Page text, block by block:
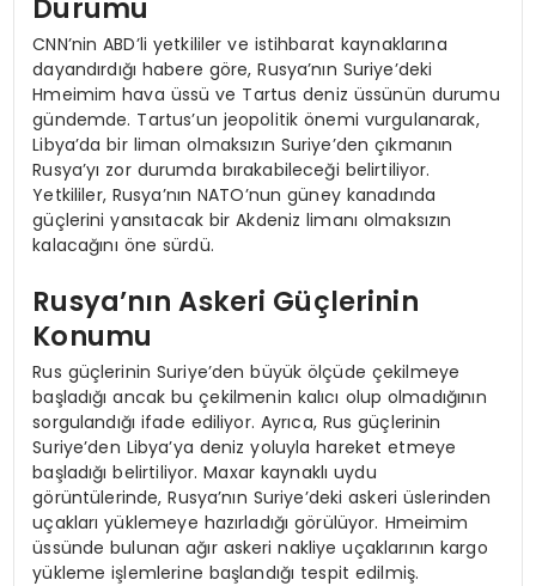
Durumu
CNN’nin ABD’li yetkililer ve istihbarat kaynaklarına
dayandırdığı habere göre, Rusya’nın Suriye’deki
Hmeimim hava üssü ve Tartus deniz üssünün durumu
gündemde. Tartus’un jeopolitik önemi vurgulanarak,
Libya’da bir liman olmaksızın Suriye’den çıkmanın
Rusya’yı zor durumda bırakabileceği belirtiliyor.
Yetkililer, Rusya’nın NATO’nun güney kanadında
güçlerini yansıtacak bir Akdeniz limanı olmaksızın
kalacağını öne sürdü.
Rusya’nın Askeri Güçlerinin
Konumu
Rus güçlerinin Suriye’den büyük ölçüde çekilmeye
başladığı ancak bu çekilmenin kalıcı olup olmadığının
sorgulandığı ifade ediliyor. Ayrıca, Rus güçlerinin
Suriye’den Libya’ya deniz yoluyla hareket etmeye
başladığı belirtiliyor. Maxar kaynaklı uydu
görüntülerinde, Rusya’nın Suriye’deki askeri üslerinden
uçakları yüklemeye hazırladığı görülüyor. Hmeimim
üssünde bulunan ağır askeri nakliye uçaklarının kargo
yükleme işlemlerine başlandığı tespit edilmiş.